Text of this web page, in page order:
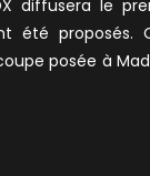
diffusera le
été proposés.
posée à